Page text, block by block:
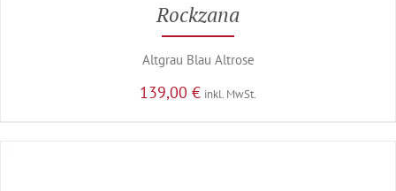
Rockzana
Altgrau Blau Altrose
139,00 € inkl. MwSt.